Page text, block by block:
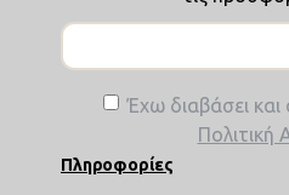
Έχω διαβάσει
Πολιτική
Πληροφορίες